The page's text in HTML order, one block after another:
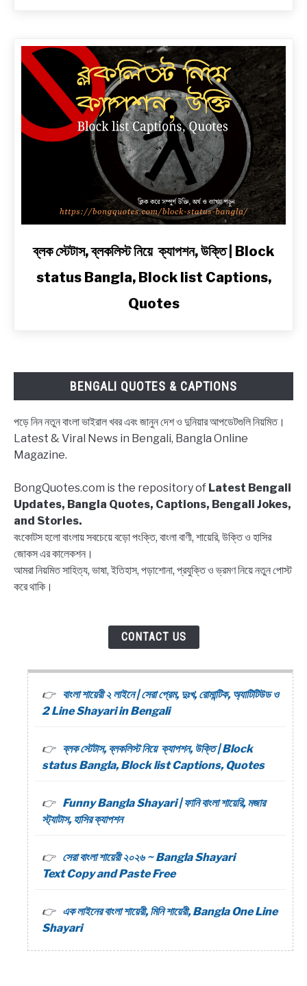
|
সেরা
প্রেম,
রোমান্টিক,
অ্যাটিটিউড
link
Bangla,
Block
list
Quotes
ব্লক স্টেটাস, ব্লকলিস্ট নিয়ে ক্যাপশন, উক্তি | Block
status Bangla, Block list Captions,
Quotes
BENGALI QUOTES & CAPTIONS
পড়ে নিন নতুন বাংলা ভাইরাল খবর এবং জানুন দেশ ও দুনিয়ার আপডেটগুলি নিয়মিত।
Latest & Viral News in Bengali, Bangla Online
Magazine.
BongQuotes.com is the repository of Latest Bengali
Updates, Bangla Quotes, Captions, Bengali Jokes,
and Stories.
বংকোটস হলো বাংলায় সবচেয়ে বড়ো পংক্তি, বাংলা বাণী, শায়েরি, উক্তি ও হাসির
জোকস এর কালেকশন।
আমরা নিয়মিত সাহিত্য, ভাষা, ইতিহাস, পড়াশোনা, প্রযুক্তি ও ভ্রমণ নিয়ে নতুন পোস্ট
করে থাকি।
CONTACT US
বাংলা শায়েরী ২ লাইনে | সেরা প্রেম, দুঃখ, রোমান্টিক, অ্যাটিটিউড ও
2 Line Shayari in Bengali
ব্লক স্টেটাস, ব্লকলিস্ট নিয়ে ক্যাপশন, উক্তি | Block
status Bangla, Block list Captions, Quotes
Funny Bangla Shayari | ফানি বাংলা শায়েরি, মজার
স্ট্যাটাস, হাসির ক্যাপশন
সেরা বাংলা শায়েরী ২০২৬ ~ Bangla Shayari
Text Copy and Paste Free
এক লাইনের বাংলা শায়েরী, মিনি শায়েরী, Bangla One Line
Shayari